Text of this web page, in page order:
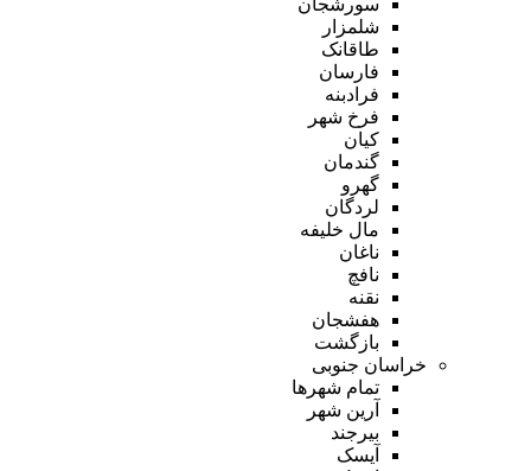
شلمزار
طاقانک
فارسان
فرادبنه
فرخ شهر
کیان
گندمان
گهرو
لردگان
مال خلیفه
ناغان
نافچ
نقنه
هفشجان
بازگشت
خراسان جنوبی
تمام شهر‌ها
آرین شهر
بیرجند
آیسک